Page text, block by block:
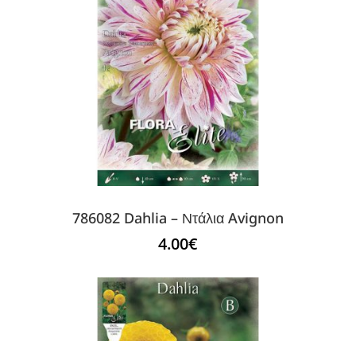
786082 Dahlia – Ντάλια Avignon
4.00€